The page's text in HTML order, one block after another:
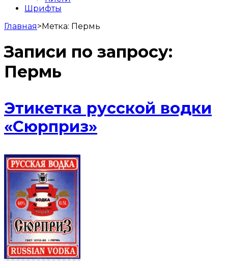
Шрифты
Главная>Метка: Пермь
Записи по запросу:
Пермь
Этикетка русской водки
«Сюрприз»